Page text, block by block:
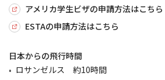
アメリカ学生ビザの申請方法はこちら
ESTAの申請方法はこちら
日本からの飛行時間
ロサンゼルス 約10時間